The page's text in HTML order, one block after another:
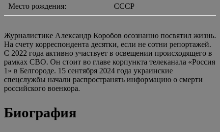
Место рождения: СССР
Журналистике Александр Коробов осознанно посвятил жизнь.
На счету корреспондента десятки, если не сотни репортажей.
С 2022 года активно участвует в освещении происходящего в
рамках СВО. Он стоит во главе корпункта телеканала «Россия
1» в Белгороде. 15 сентября 2024 года украинские
спецслужбы начали распространять информацию о смерти
российского военкора.
Биография